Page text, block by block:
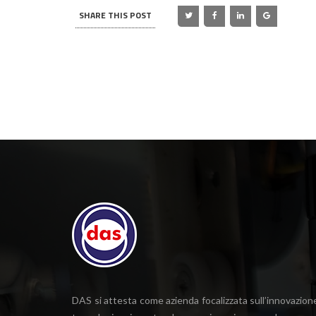
SHARE THIS POST
DAS si attesta come azienda focalizzata